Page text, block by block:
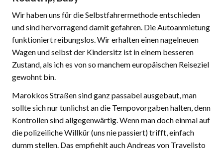
Wir haben uns für die Selbstfahrermethode entschieden
und sind hervorragend damit gefahren. Die Autoanmietung
funktioniert reibungslos. Wir erhalten einen nagelneuen
Wagen und selbst der Kindersitz ist in einem besseren
Zustand, als ich es von so manchem europäischen Reiseziel
gewohnt bin.
Marokkos Straßen sind ganz passabel ausgebaut, man
sollte sich nur tunlichst an die Tempovorgaben halten, denn
Kontrollen sind allgegenwärtig. Wenn man doch einmal auf
die polizeiliche Willkür (uns nie passiert) trifft, einfach
dumm stellen. Das empfiehlt auch Andreas von Travelisto